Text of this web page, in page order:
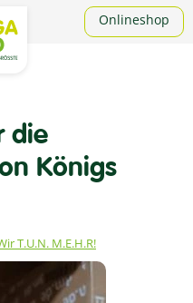
Onlineshop
die
Königs
T.U.N. M.E.H.R!